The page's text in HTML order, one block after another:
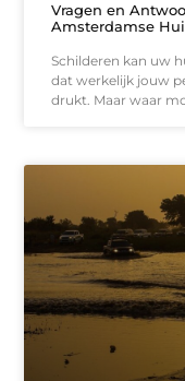
Vragen en
Amsterdamse
Schilderen kan uw
dat werkelijk jouw
drukt. Maar waar